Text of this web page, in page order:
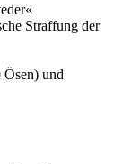
Straffung der
und